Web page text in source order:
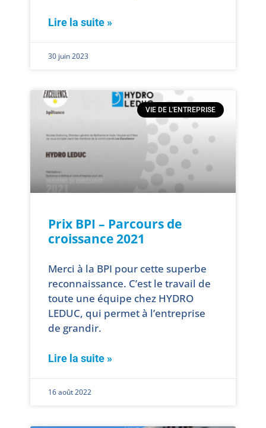
Lire la suite »
30 juin 2023
VIE DE L'ENTREPRISE
Prix BPI – Parcours de
croissance 2021
Merci à la BPI pour cette superbe
reconnaissance. C’est le travail de
toute une équipe chez HYDRO
LEDUC, qui permet à l’entreprise
de grandir.
Lire la suite »
16 août 2022